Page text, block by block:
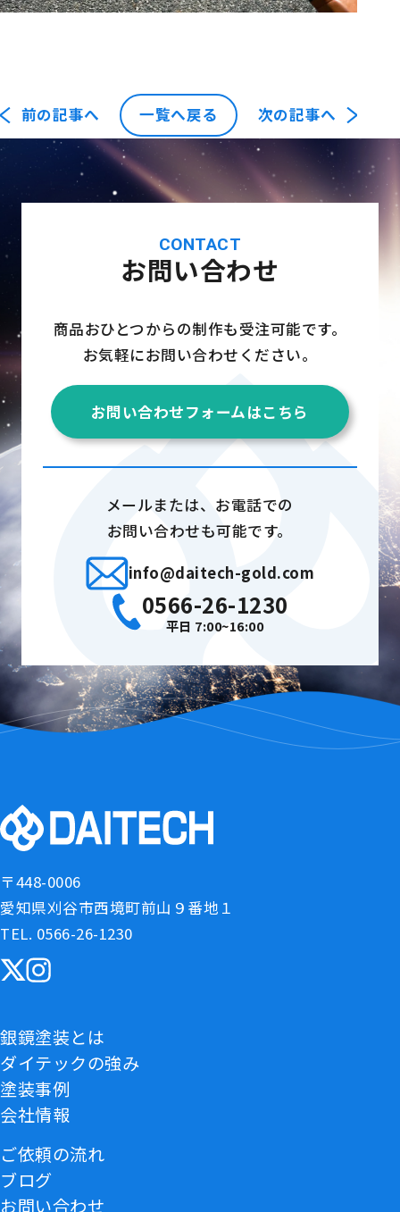
前の記事へ 一覧へ戻る 次の記事へ
CONTACT
お問い合わせ
商品おひとつからの制作も受注可能です。
お気軽にお問い合わせください。
お問い合わせフォームはこちら
メールまたは、お電話での
お問い合わせも可能です。
info@daitech-gold.com
0566-26-1230
平日 7:00~16:00
〒448-0006
愛知県刈谷市西境町前山９番地１
TEL. 0566-26-1230
銀鏡塗装とは
ダイテックの強み
塗装事例
会社情報
ご依頼の流れ
ブログ
お問い合わせ